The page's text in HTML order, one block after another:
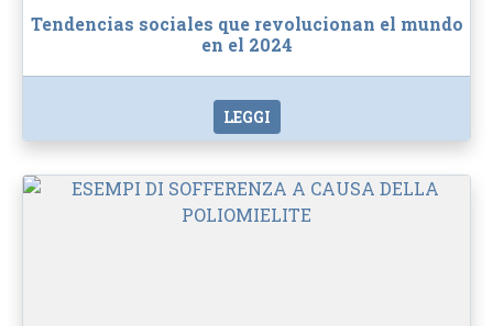
Tendencias sociales que revolucionan el mundo
en el 2024
LEGGI